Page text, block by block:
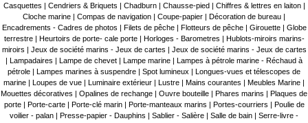
Casquettes
Cendriers & Briquets Chadburn| Chausse-pied Chiffres & lettres en laiton|
Cloche marine
Compas de navigation Coupe-papier Décoration de bureau
Encadrements - Cadres de photos
Filets de pêche| Flotteurs de pêche| Girouette| Globe
terrestre| Heurtoirs de porte- cale porte| Horloges - Barometres
Hublots-miroirs marins-
miroirs
Jeux de société marins - Jeux de cartes
Jeux de société marins - Jeux de cartes
Lampadaires Lampe de chevet Lampe marine
Lampes à pétrole marine - Réchaud à
pétrole
Lampes marines à suspendre Spot lumineux
Longues-vues et télescopes de
marine
Loupes de vue Luminaire extérieur Lustre Mains courantes Meubles Marine
Mouettes décoratives
Opalines de rechange Ouvre bouteille Phares marins
Plaques de
porte| Porte-carte| Porte-clé marin Porte-manteaux marins Portes-courriers
Poulie de
voilier - palan
Presse-papier - Dauphins Sablier - Salière Salle de bain
Serre-livre -